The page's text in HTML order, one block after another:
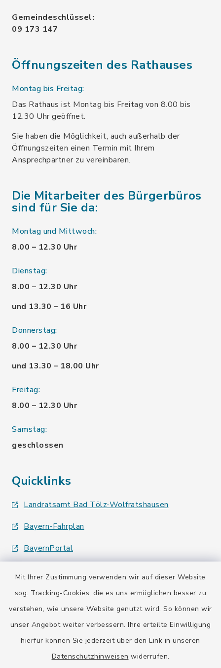
Mit Ihrer Zustimmung verwenden wir auf dieser Website
sog. Tracking-Cookies, die es uns ermöglichen besser zu
verstehen, wie unsere Website genutzt wird. So können wir
unser Angebot weiter verbessern. Ihre erteilte Einwilligung
hierfür können Sie jederzeit über den Link in unseren
Datenschutzhinweisen widerrufen.
Gemeindeschlüssel:
09 173 147
Öffnungszeiten des Rathauses
Montag bis Freitag:
Das Rathaus ist Montag bis Freitag von 8.00 bis
12.30 Uhr geöffnet.
Sie haben die Möglichkeit, auch außerhalb der
Öffnungszeiten einen Termin mit Ihrem
Ansprechpartner zu vereinbaren.
Die Mitarbeiter des Bürgerbüros
sind für Sie da:
Montag und Mittwoch:
8.00 – 12.30 Uhr
Dienstag:
8.00 – 12.30 Uhr
und 13.30 – 16 Uhr
Donnerstag:
8.00 – 12.30 Uhr
und 13.30 – 18.00 Uhr
Freitag:
8.00 – 12.30 Uhr
Samstag:
geschlossen
Quicklinks
Landratsamt Bad Tölz-Wolfratshausen
Bayern-Fahrplan
BayernPortal
Kontakt
Barrierefreiheit